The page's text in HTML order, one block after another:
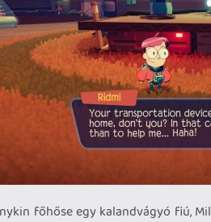
főhőse egy kalandvágyó fiú,